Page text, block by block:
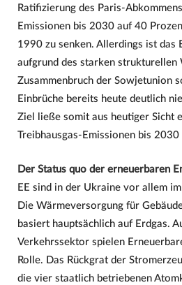
Ratifizierung des Paris-
Emissionen bis 2030 auf 40
1990 zu senken. Allerdings ist das
aufgrund des starken strukturellen
Zusammenbruch der Sowjetunion
Einbrüche bereits heute deutlich
Ziel ließe somit aus heutiger Sicht
Treibhausgas-Emissionen bis 2030
Der Status quo der erneuerbaren
EE sind in der Ukraine vor allem
Die Wärmeversorgung für
basiert hauptsächlich auf Erdgas.
Verkehrssektor spielen
Rolle. Das Rückgrat der
die vier staatlich betriebenen